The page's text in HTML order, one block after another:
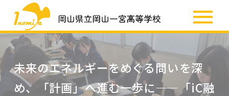
SSH
お知らせ
未来のエネルギーをめぐる問いを深
め、「計画」へ進む一歩に——「iC融